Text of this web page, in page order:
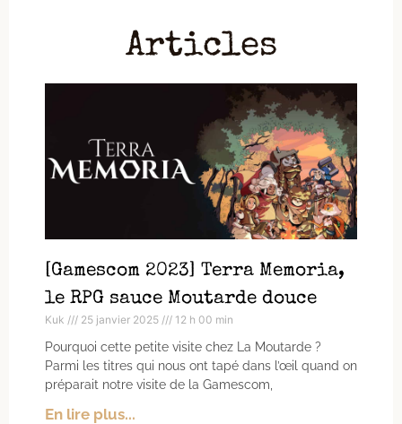
Articles
[Gamescom 2023] Terra Memoria,
le RPG sauce Moutarde douce
Kuk 25 janvier 2025 12 h 00 min
Pourquoi cette petite visite chez La Moutarde ?
Parmi les titres qui nous ont tapé dans l’œil quand on
préparait notre visite de la Gamescom,
En lire plus...